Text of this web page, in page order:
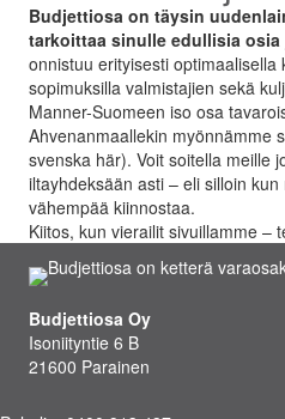
Budjettiosa on täysin
tarkoittaa sinulle edullisia
onnistuu erityisesti
sopimuksilla valmistajien sekä
Manner-Suomeen iso osa
Ahvenanmaallekin myönnämme
svenska här). Voit soitella meille
iltayhdeksään asti – eli silloin
vähempää kiinnostaa.
Kiitos, kun vierailit sivuillamme –
Budjettiosa Oy
Isoniityntie 6 B
21600 Parainen